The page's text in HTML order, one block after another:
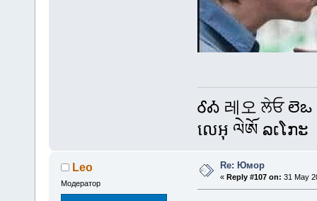
ᎴᎣ 레오 ਲੇਓ
លេអុ ལེཨོ ລເໂກະ
Leo
Модератор
Re: Юмор
«Reply #107 on: 31 May